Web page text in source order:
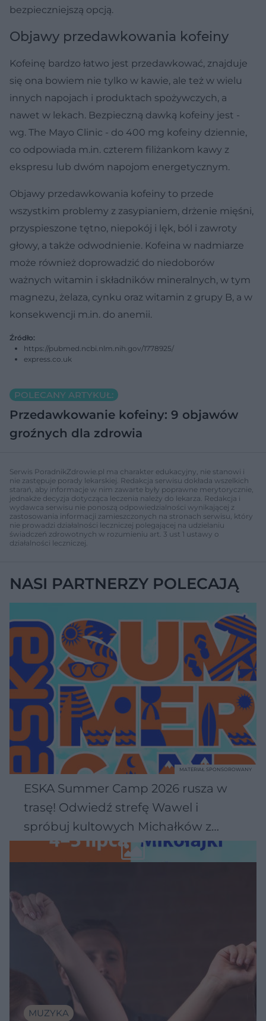
bezpieczniejszą opcją.
Objawy przedawkowania kofeiny
Kofeinę bardzo łatwo jest przedawkować, znajduje
się ona bowiem nie tylko w kawie, ale też w wielu
innych napojach i produktach spożywczych, a
nawet w lekach. Bezpieczną dawką kofeiny jest -
wg. The Mayo Clinic - do 400 mg kofeiny dziennie,
co odpowiada m.in. czterem filiżankom kawy z
ekspresu lub dwóm napojom energetycznym.
Objawy przedawkowania kofeiny to przede
wszystkim problemy z zasypianiem, drżenie mięśni,
przyspieszone tętno, niepokój i lęk, ból i zawroty
głowy, a także odwodnienie. Kofeina w nadmiarze
może również doprowadzić do niedoborów
ważnych witamin i składników mineralnych, w tym
magnezu, żelaza, cynku oraz witamin z grupy B, a w
konsekwencji m.in. do anemii.
Źródło:
https://pubmed.ncbi.nlm.nih.gov/1778925/
express.co.uk
POLECANY ARTYKUŁ:
Przedawkowanie kofeiny: 9 objawów
groźnych dla zdrowia
Serwis PoradnikZdrowie.pl ma charakter edukacyjny, nie stanowi i
nie zastępuje porady lekarskiej. Redakcja serwisu dokłada wszelkich
starań, aby informacje w nim zawarte były poprawne merytorycznie,
jednakże decyzja dotycząca leczenia należy do lekarza. Redakcja i
wydawca serwisu nie ponoszą odpowiedzialności wynikającej z
zastosowania informacji zamieszczonych na stronach serwisu, który
nie prowadzi działalności leczniczej polegającej na udzielaniu
świadczeń zdrowotnych w rozumieniu art. 3 ust 1 ustawy o
działalności leczniczej.
NASI PARTNERZY POLECAJĄ
ESKA Summer Camp 2026 rusza w
trasę! Odwiedź strefę Wawel i
spróbuj kultowych Michałków z
Wawelu
MATERIAŁ SPONSOROWANY
MUZYKA